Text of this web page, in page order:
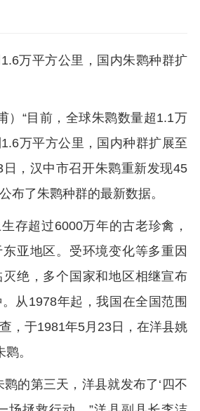
万平方公里，国内朱鹮种群扩
）“目前，全球朱鹮数量超1.1万
万平方公里，国内种群扩展至
日，汉中市召开朱鹮重新发现45
布了朱鹮种群的最新数据。
存超过6000万年的古老珍禽，
亚地区。受环境变化等多重因
绝，多个国家和地区相继宣布
从1978年起，我国在全国范围
，于1981年5月23日，在洋县姚
。
鹮的第三天，洋县就发布了‘四不